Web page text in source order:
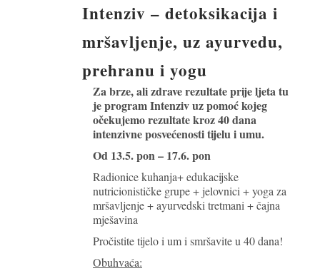
Intenziv – detoksikacija i
mršavljenje, uz ayurvedu,
prehranu i yogu
Za brze, ali zdrave rezultate prije ljeta tu
je program Intenziv uz pomoć kojeg
očekujemo rezultate kroz 40 dana
intenzivne posvećenosti tijelu i umu.
Od 13.5. pon – 17.6. pon
Radionice kuhanja+ edukacijske
nutricionističke grupe + jelovnici + yoga za
mršavljenje + ayurvedski tretmani + čajna
mješavina
Pročistite tijelo i um i smršavite u 40 dana!
Obuhvaća: